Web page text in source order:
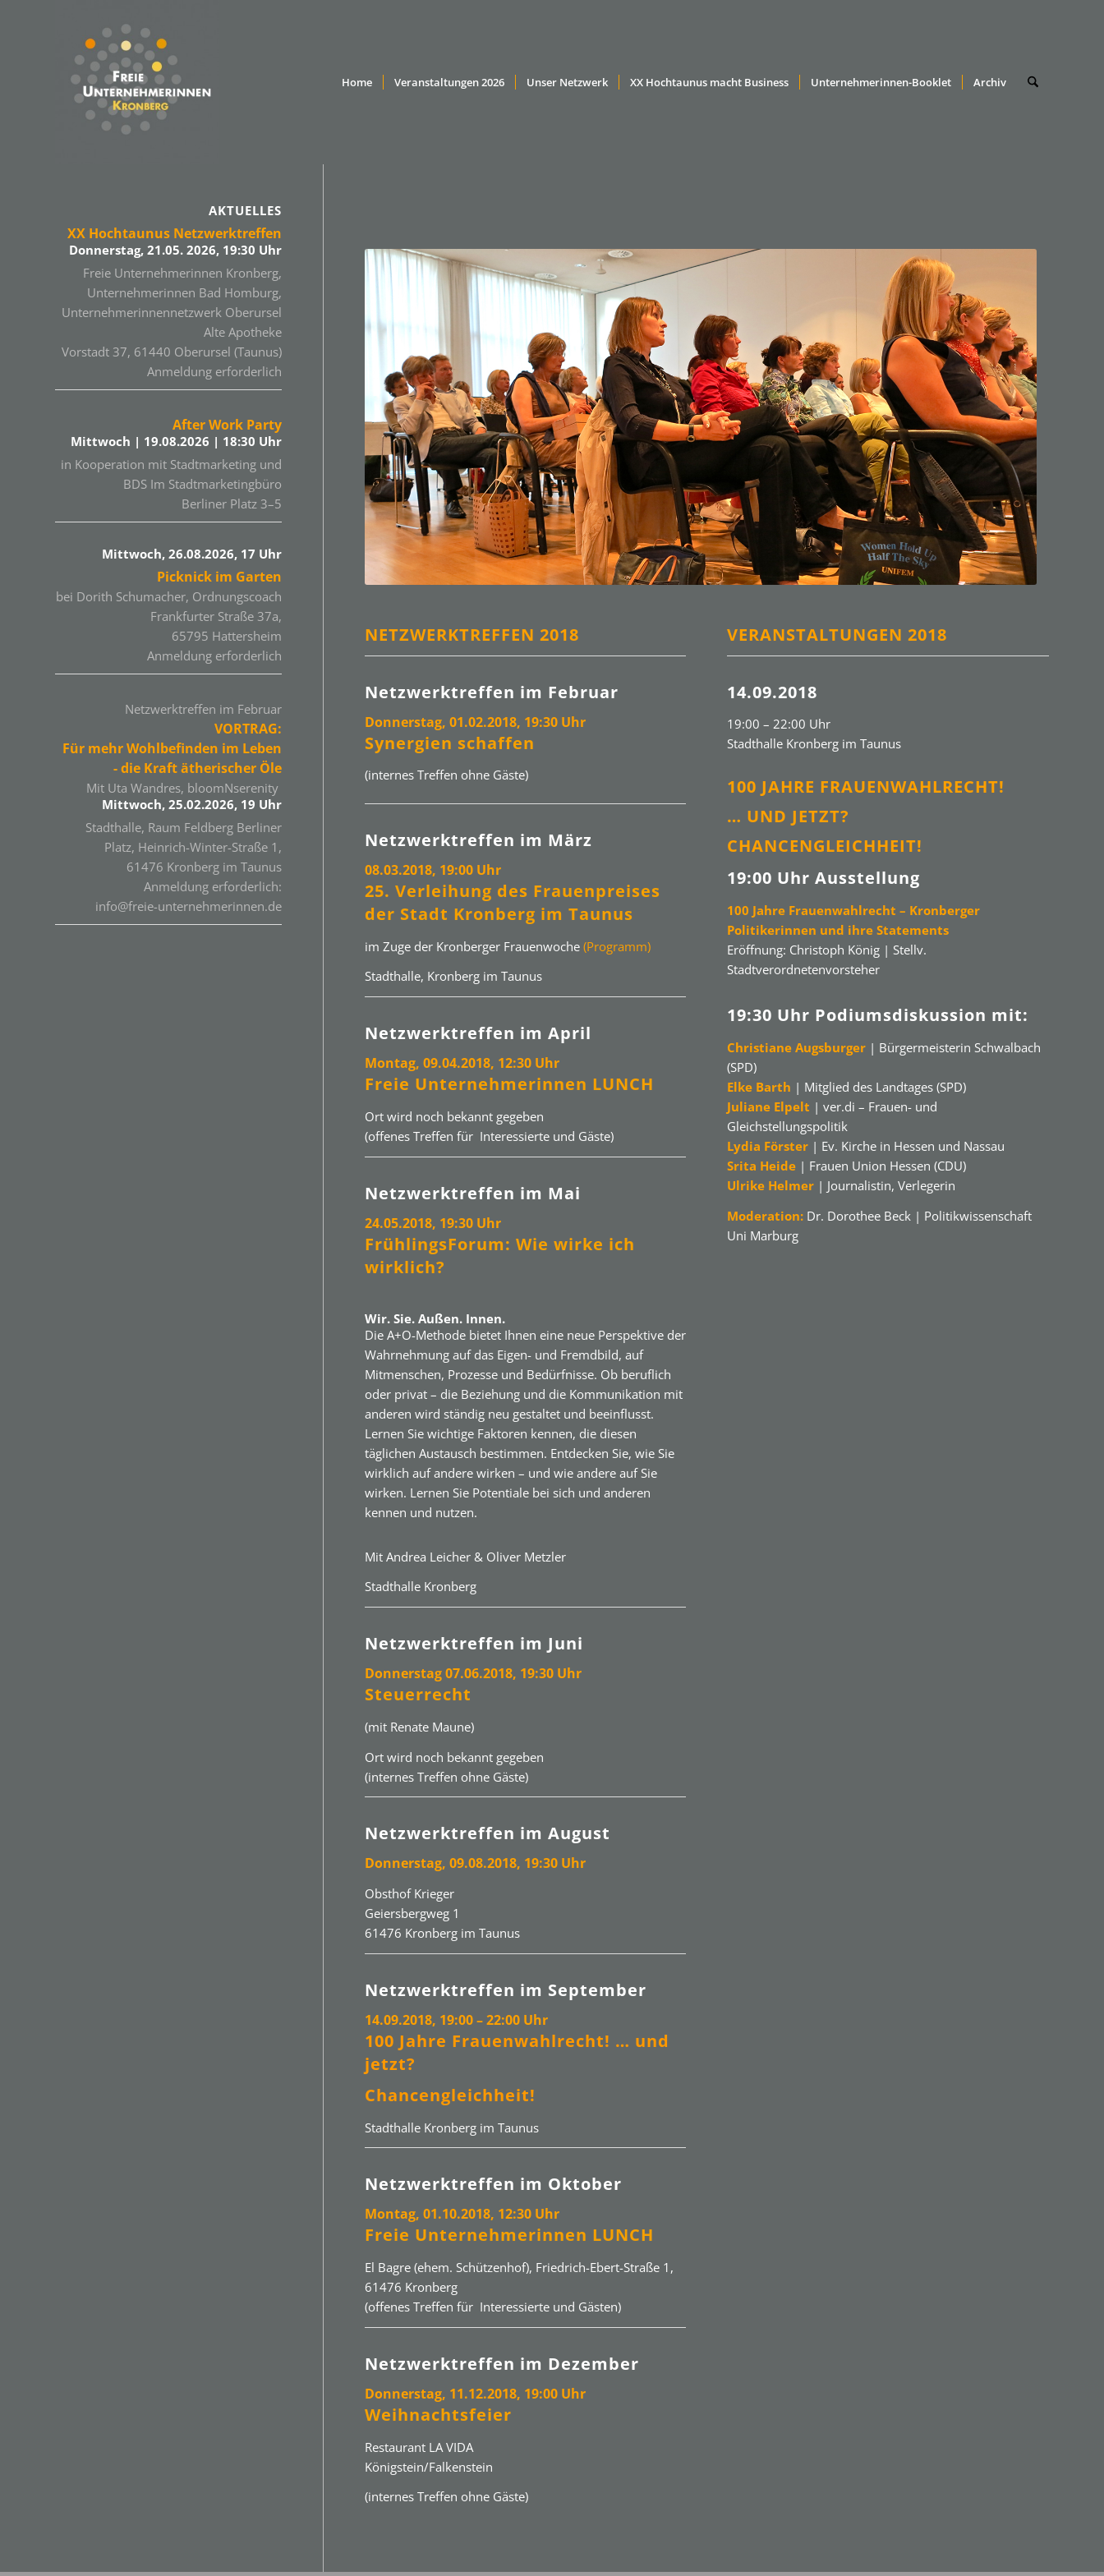
Home Veranstaltungen 2026 Unser Netzwerk XX Hochtaunus macht Business Unternehmerinnen-Booklet Archiv
NETZWERKTREFFEN 2018
Netzwerktreffen im Februar
Donnerstag, 01.02.2018, 19:30 Uhr
Synergien schaffen
(internes Treffen ohne Gäste)
Netzwerktreffen im März
08.03.2018, 19:00 Uhr
25. Verleihung des Frauenpreises
der Stadt Kronberg im Taunus
im Zuge der Kronberger Frauenwoche (Programm)
Stadthalle, Kronberg im Taunus
Netzwerktreffen im April
Montag, 09.04.2018, 12:30 Uhr
Freie Unternehmerinnen LUNCH
Ort wird noch bekannt gegeben
(offenes Treffen für Interessierte und Gäste)
Netzwerktreffen im Mai
24.05.2018, 19:30 Uhr
FrühlingsForum: Wie wirke ich
wirklich?
Wir. Sie. Außen. Innen.
Die A+O-Methode bietet Ihnen eine neue Perspektive der
Wahrnehmung auf das Eigen- und Fremdbild, auf
Mitmenschen, Prozesse und Bedürfnisse. Ob beruflich
oder privat – die Beziehung und die Kommunikation mit
anderen wird ständig neu gestaltet und beeinflusst.
Lernen Sie wichtige Faktoren kennen, die diesen
täglichen Austausch bestimmen. Entdecken Sie, wie Sie
wirklich auf andere wirken – und wie andere auf Sie
wirken. Lernen Sie Potentiale bei sich und anderen
kennen und nutzen.
Mit Andrea Leicher & Oliver Metzler
Stadthalle Kronberg
Netzwerktreffen im Juni
Donnerstag 07.06.2018, 19:30 Uhr
Steuerrecht
(mit Renate Maune)
Ort wird noch bekannt gegeben
(internes Treffen ohne Gäste)
Netzwerktreffen im August
Donnerstag, 09.08.2018, 19:30 Uhr
Obsthof Krieger
Geiersbergweg 1
61476 Kronberg im Taunus
Netzwerktreffen im September
14.09.2018, 19:00 – 22:00 Uhr
100 Jahre Frauenwahlrecht! … und
jetzt?
Chancengleichheit!
Stadthalle Kronberg im Taunus
Netzwerktreffen im Oktober
Montag, 01.10.2018, 12:30 Uhr
Freie Unternehmerinnen LUNCH
El Bagre (ehem. Schützenhof), Friedrich-Ebert-Straße 1,
61476 Kronberg
(offenes Treffen für Interessierte und Gästen)
Netzwerktreffen im Dezember
Donnerstag, 11.12.2018, 19:00 Uhr
Weihnachtsfeier
Restaurant LA VIDA
Königstein/Falkenstein
(internes Treffen ohne Gäste)
VERANSTALTUNGEN 2018
14.09.2018
19:00 – 22:00 Uhr
Stadthalle Kronberg im Taunus
100 JAHRE FRAUENWAHLRECHT!
… UND JETZT?
CHANCENGLEICHHEIT!
19:00 Uhr Ausstellung
100 Jahre Frauenwahlrecht – Kronberger
Politikerinnen und ihre Statements
Eröffnung: Christoph König | Stellv.
Stadtverordnetenvorsteher
19:30 Uhr Podiumsdiskussion mit:
Christiane Augsburger | Bürgermeisterin Schwalbach
(SPD)
Elke Barth | Mitglied des Landtages (SPD)
Juliane Elpelt | ver.di – Frauen- und
Gleichstellungspolitik
Lydia Förster | Ev. Kirche in Hessen und Nassau
Srita Heide | Frauen Union Hessen (CDU)
Ulrike Helmer | Journalistin, Verlegerin
Moderation: Dr. Dorothee Beck | Politikwissenschaft
Uni Marburg
AKTUELLES
XX Hochtaunus Netzwerktreffen
Donnerstag, 21.05. 2026, 19:30 Uhr
Freie Unternehmerinnen Kronberg,
Unternehmerinnen Bad Homburg,
Unternehmerinnennetzwerk Oberursel
Alte Apotheke
Vorstadt 37, 61440 Oberursel (Taunus)
Anmeldung erforderlich
After Work Party
Mittwoch | 19.08.2026 | 18:30 Uhr
in Kooperation mit Stadtmarketing und
BDS Im Stadtmarketingbüro
Berliner Platz 3–5
Mittwoch, 26.08.2026, 17 Uhr
Picknick im Garten
bei Dorith Schumacher, Ordnungscoach
Frankfurter Straße 37a,
65795 Hattersheim
Anmeldung erforderlich
Netzwerktreffen im Februar
VORTRAG:
Für mehr Wohlbefinden im Leben
- die Kraft ätherischer Öle
Mit Uta Wandres, bloomNserenity
Mittwoch, 25.02.2026, 19 Uhr
Stadthalle, Raum Feldberg Berliner
Platz, Heinrich-Winter-Straße 1,
61476 Kronberg im Taunus
Anmeldung erforderlich:
info@freie-unternehmerinnen.de